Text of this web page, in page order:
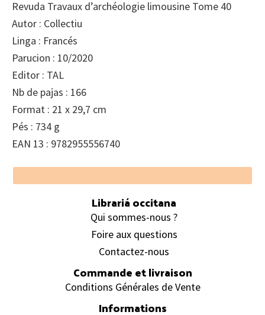
Revuda Travaux d’archéologie limousine Tome 40
Autor : Collectiu
Linga : Francés
Parucion : 10/2020
Editor : TAL
Nb de pajas : 166
Format : 21 x 29,7 cm
Pés : 734 g
EAN 13 : 9782955556740
Footer
Librariá occitana
Qui sommes-nous ?
Foire aux questions
Contactez-nous
Commande et livraison
Conditions Générales de Vente
Informations